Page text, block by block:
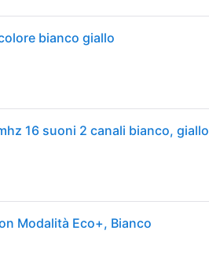
bianco giallo
16 suoni 2 canali bianco, giallo
Modalità Eco+, Bianco